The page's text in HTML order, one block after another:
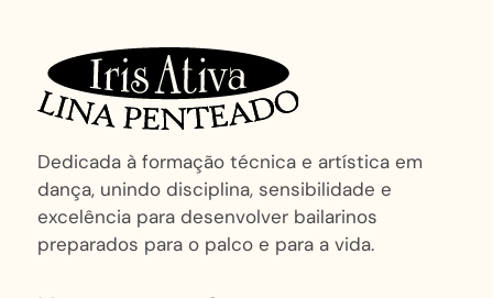
Dedicada à formação técnica e artística em
dança, unindo disciplina, sensibilidade e
excelência para desenvolver bailarinos
preparados para o palco e para a vida.